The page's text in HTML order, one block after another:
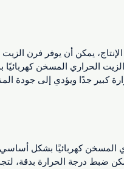
يمكن أن يوفر فرن
الزيت الحراري المسخن
كبير جدًا ويؤدي إلى جودة
كهربائيًا بشكل
ضبط درجة الحرارة بدقة،